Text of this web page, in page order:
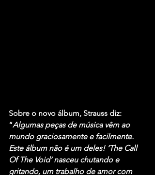
Sobre o novo álbum, Strauss diz:
“Algumas peças de música vêm ao
mundo graciosamente e facilmente.
Este álbum não é um deles! ‘The Call
Of The Void’ nasceu chutando e
gritando, um trabalho de amor com